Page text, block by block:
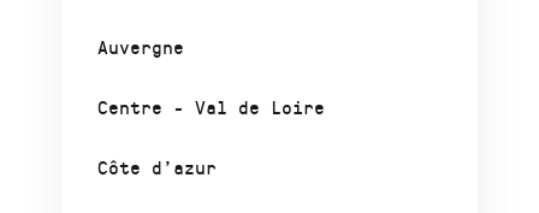
Auvergne
Centre - Val de Loire
Côte d’azur